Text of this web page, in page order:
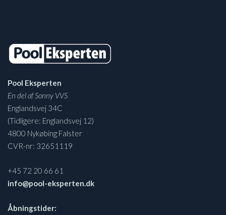
Pool Eksperten
En del af Sonny VVS
Englandsvej 34C
(Tidligere: Englandsvej 12)
4800 Nykøbing Falster
CVR-nr: 32651119
+45 72 20 66 61
info@pool-eksperten.dk
Åbningstider: